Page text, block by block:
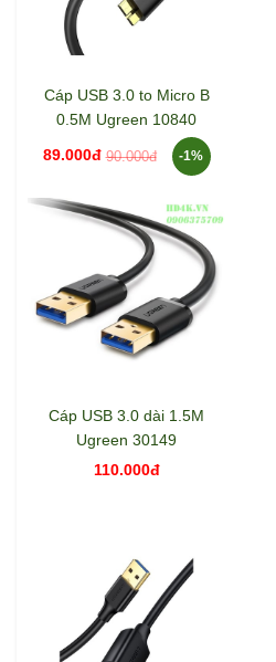
Cáp USB 3.0 to Micro B
0.5M Ugreen 10840
89.000đ 90.000đ -1%
Cáp USB 3.0 dài 1.5M
Ugreen 30149
110.000đ